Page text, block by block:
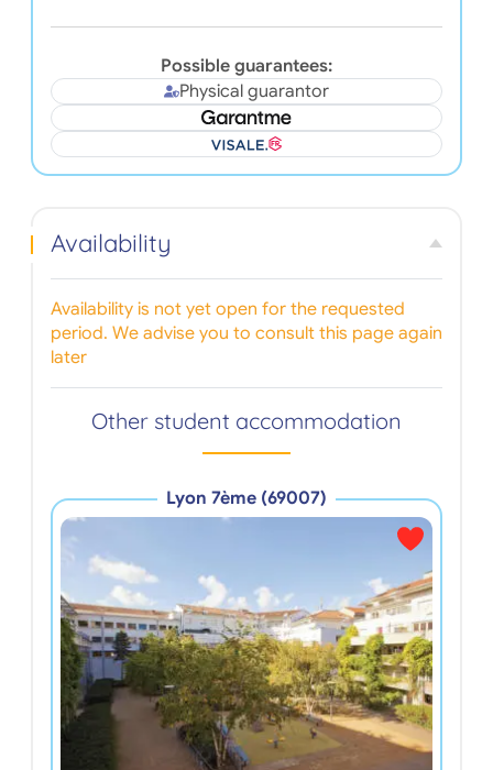
Possible guarantees:
Physical guarantor
Availability
Availability is not yet open for the requested
period. We advise you to consult this page again
later
Other student accommodation
Lyon 7ème (69007)